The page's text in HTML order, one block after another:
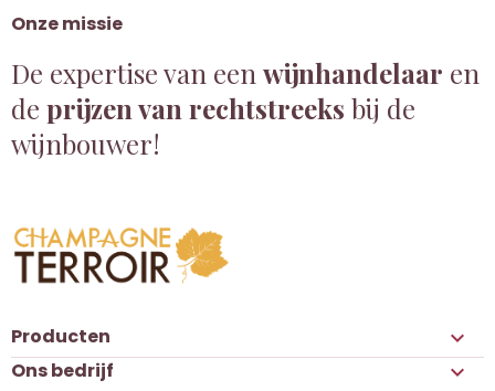
Onze missie
De expertise van een wijnhandelaar en
de prijzen van rechtstreeks bij de
wijnbouwer!
Producten 
Ons bedrijf 